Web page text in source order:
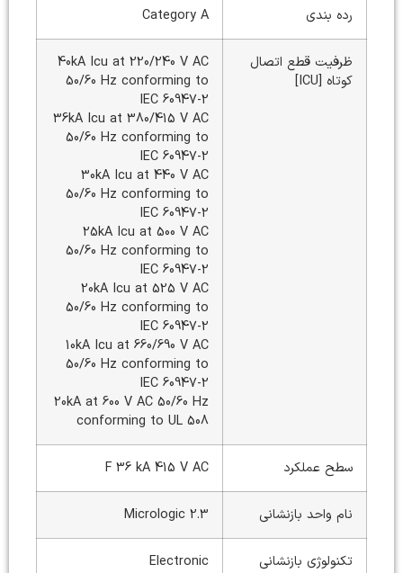
رده بندی Category A
ظرفیت قطع اتصال
کوتاه [ICU]
40kA Icu at 220/240 V AC
50/60 Hz conforming to
IEC 60947-2
36kA Icu at 380/415 V AC
50/60 Hz conforming to
IEC 60947-2
30kA Icu at 440 V AC
50/60 Hz conforming to
IEC 60947-2
25kA Icu at 500 V AC
50/60 Hz conforming to
IEC 60947-2
20kA Icu at 525 V AC
50/60 Hz conforming to
IEC 60947-2
10kA Icu at 660/690 V AC
50/60 Hz conforming to
IEC 60947-2
20kA at 600 V AC 50/60 Hz
conforming to UL 508
سطح عملکرد F 36 kA 415 V AC
نام واحد بازنشانی Micrologic 2.3
تکنولوژی بازنشانی Electronic